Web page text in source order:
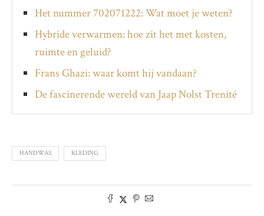
Het nummer 702071222: Wat moet je weten?
Hybride verwarmen: hoe zit het met kosten,
ruimte en geluid?
Frans Ghazi: waar komt hij vandaan?
De fascinerende wereld van Jaap Nolst Trenité
HANDWAS KLEDING